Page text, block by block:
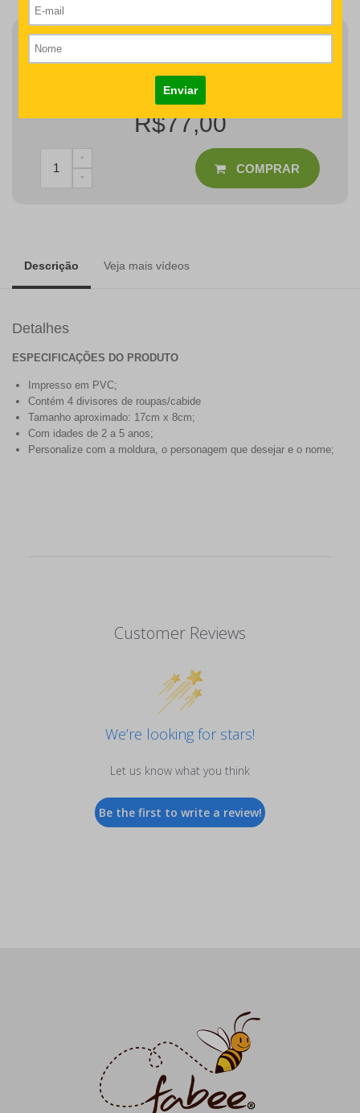
Finalizar Pedido
desenho/nome serão revisados na produção do seu pedido
R$77,00
COMPRAR
Descrição Veja mais vídeos
Detalhes
ESPECIFICAÇÕES DO PRODUTO
Impresso em PVC;
Contém 4 divisores de roupas/cabide
Tamanho aproximado: 17cm x 8cm;
Com idades de 2 a 5 anos;
Personalize com a moldura, o personagem que desejar e o nome;
Customer Reviews
We’re looking for stars!
Let us know what you think
Be the first to write a review!